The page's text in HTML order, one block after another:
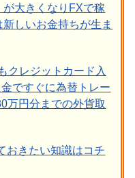
大きくなりFXで稼
しいお金持ちが生ま
クレジットカード入
ですぐに為替トレー
万円分までの外貨取
おきたい知識はコチ